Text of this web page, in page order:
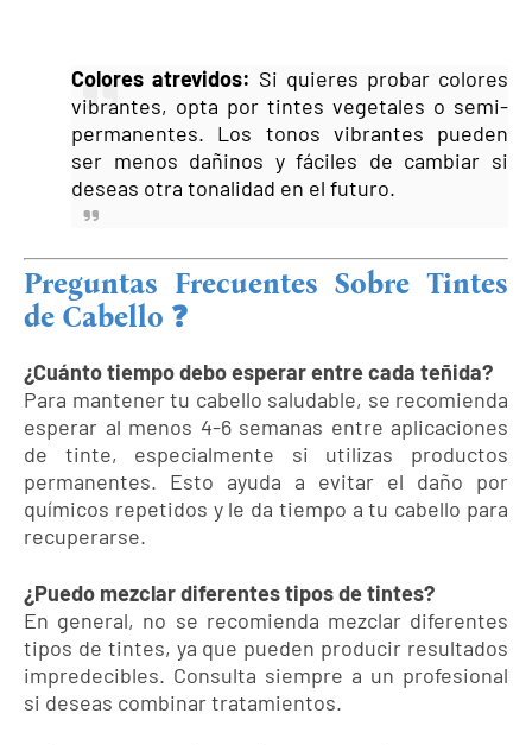
Colores atrevidos: Si quieres probar colores
vibrantes, opta por tintes vegetales o semi-
permanentes. Los tonos vibrantes pueden
ser menos dañinos y fáciles de cambiar si
deseas otra tonalidad en el futuro.
Preguntas Frecuentes Sobre Tintes
de Cabello ❓
¿Cuánto tiempo debo esperar entre cada teñida?
Para mantener tu cabello saludable, se recomienda
esperar al menos 4-6 semanas entre aplicaciones
de tinte, especialmente si utilizas productos
permanentes. Esto ayuda a evitar el daño por
químicos repetidos y le da tiempo a tu cabello para
recuperarse.
¿Puedo mezclar diferentes tipos de tintes?
En general, no se recomienda mezclar diferentes
tipos de tintes, ya que pueden producir resultados
impredecibles. Consulta siempre a un profesional
si deseas combinar tratamientos.